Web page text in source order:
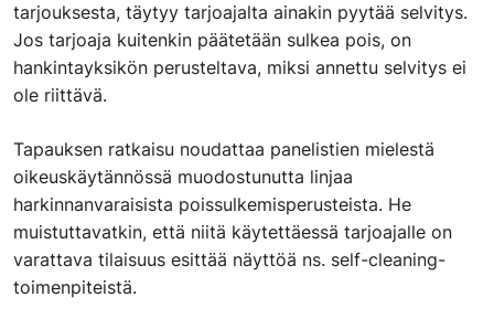
tarjouksesta, täytyy tarjoajalta ainakin pyytää selvitys.
Jos tarjoaja kuitenkin päätetään sulkea pois, on
hankintayksikön perusteltava, miksi annettu selvitys ei
ole riittävä.
Tapauksen ratkaisu noudattaa panelistien mielestä
oikeuskäytännössä muodostunutta linjaa
harkinnanvaraisista poissulkemisperusteista. He
muistuttavatkin, että niitä käytettäessä tarjoajalle on
varattava tilaisuus esittää näyttöä ns. self-cleaning-
toimenpiteistä.